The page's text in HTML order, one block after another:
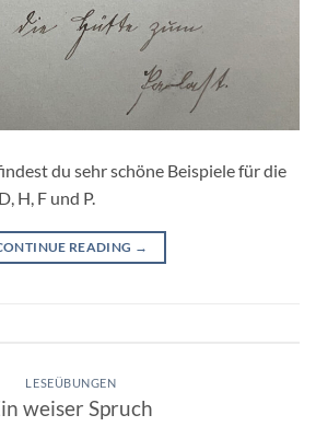
du sehr schöne Beispiele für die
H, F und P.
READING →
LESEÜBUNGEN
weiser Spruch